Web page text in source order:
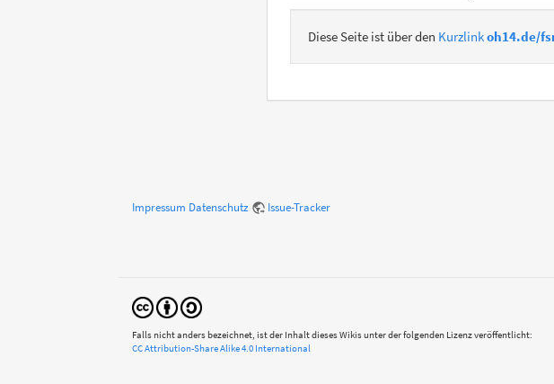
Diese Seite ist über den Kurzlinkoh14.de/
Impressum Datenschutz Issue-Tracker
Falls nicht anders bezeichnet, ist der Inhalt dieses Wikis unter der folgenden Lizenz veröffentlicht:
CC Attribution-Share Alike 4.0 International